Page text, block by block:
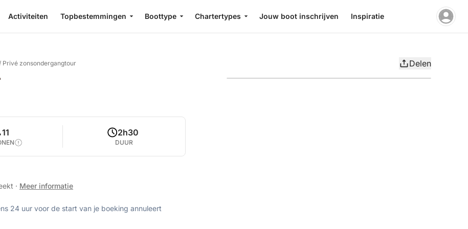
Activiteiten Topbestemmingen Boottype Chartertypes Jouw boot inschrijven Inspiratie
Privé zonsondergangtour Delen
11 2h30
DUUR
· Meer informatie
24 uur voor de start van je boeking annuleert